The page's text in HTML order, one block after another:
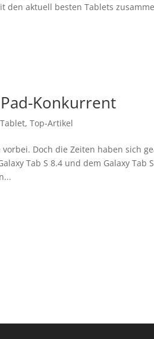
den aktuell besten Tablets
Konkurrent
Tablet,Top-Artikel
Doch die Zeiten haben sich
Tab S 8.4 und dem Galaxy Tab